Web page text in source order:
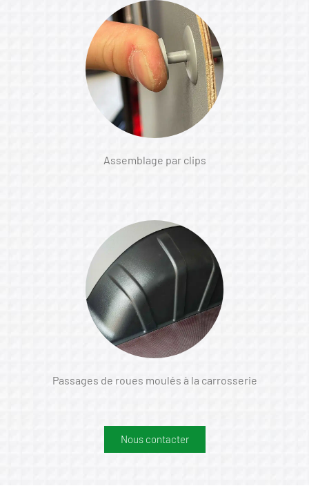
Assemblage par clips
Passages de roues moulés à la carrosserie
Nous contacter